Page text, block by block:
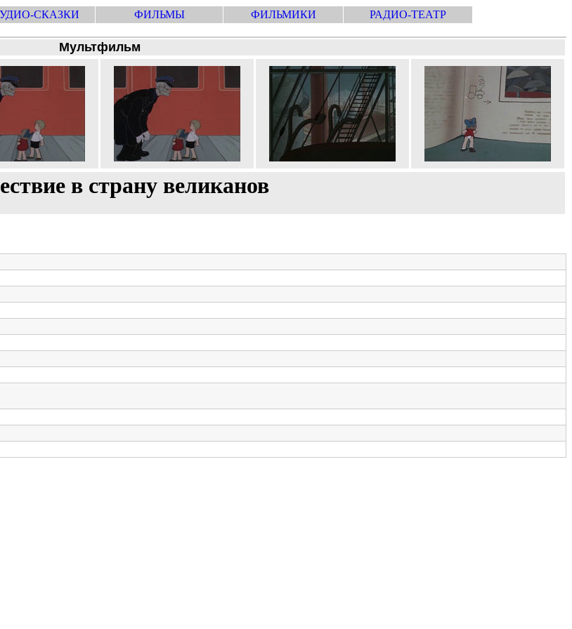
СКАЗКИ ФИЛЬМЫ ФИЛЬМИКИ РАДИО-ТЕАТР
Мультфильм
в страну великанов